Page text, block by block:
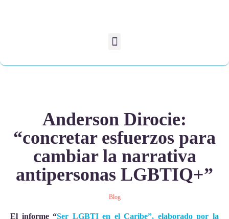
Anderson Dirocie:
“concretar esfuerzos para
cambiar la narrativa
antipersonas LGBTIQ+”
Blog
El informe “Ser LGBTI en el Caribe”, elaborado por la